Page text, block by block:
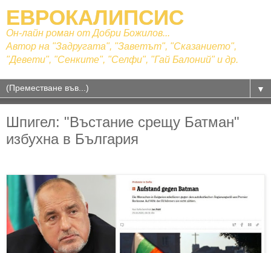
ЕВРОКАЛИПСИС
Он-лайн роман от Добри Божилов...
Автор на "Задругата", "Заветът", "Сказанието",
"Девети", "Сенките", "Селфи", "Гай Балоний" и др.
▼
Шпигел: "Въстание срещу Батман"
избухна в България